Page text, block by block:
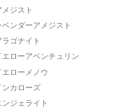
メジスト
ベンダーアメジスト
ラゴナイト
エローアベンチュリン
エローメノウ
ンカローズ
ンジェライト